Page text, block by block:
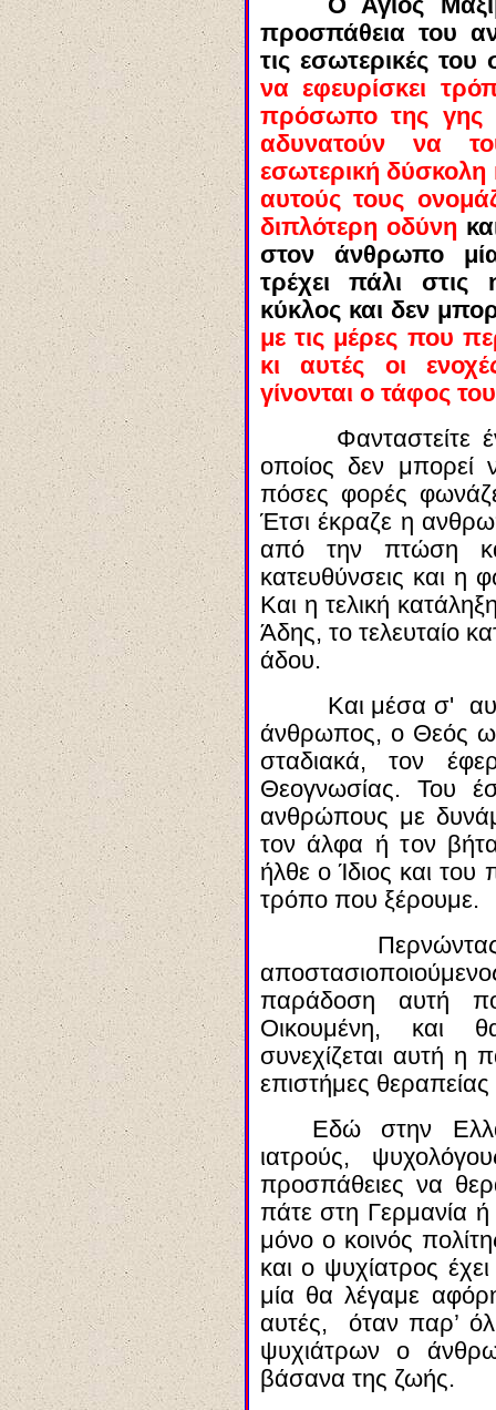
ΟΆγιος
προσπάθεια του
τις εσωτερικές
να εφευρίσκει
πρόσωπο της γης
αδυνατούν να
εσωτερική δύσκολη
αυτούς τους
διπλότερη οδύνη
στον άνθρωπο
τρέχει πάλι στις
κύκλος και δεν
με τις μέρες που
κι αυτές οι
γίνονται ο τάφος
Φανταστείτε
οποίος δεν
πόσες φορές
Έτσι έκραζε η
από την πτώση
κατευθύνσεις και η
Και η τελική
Άδης, το τελευταίο
άδου.
Και μέσα σ'
άνθρωπος, ο Θεός
σταδιακά, τον
Θεογνωσίας. Του
ανθρώπους με
τον άλφα ή τον
ήλθε ο Ίδιος και του
τρόπο που ξέρουμε.
παράδοση αυτή
Οικουμένη, και
συνεχίζεται αυτή η
επιστήμες
Εδώ στην
ιατρούς,
προσπάθειες να
πάτε στη Γερμανία ή
μόνο ο κοινός
και ο ψυχίατρος
μία θα λέγαμε
αυτές, όταν παρ’
ψυχιάτρων ο
βάσανα της ζωής.